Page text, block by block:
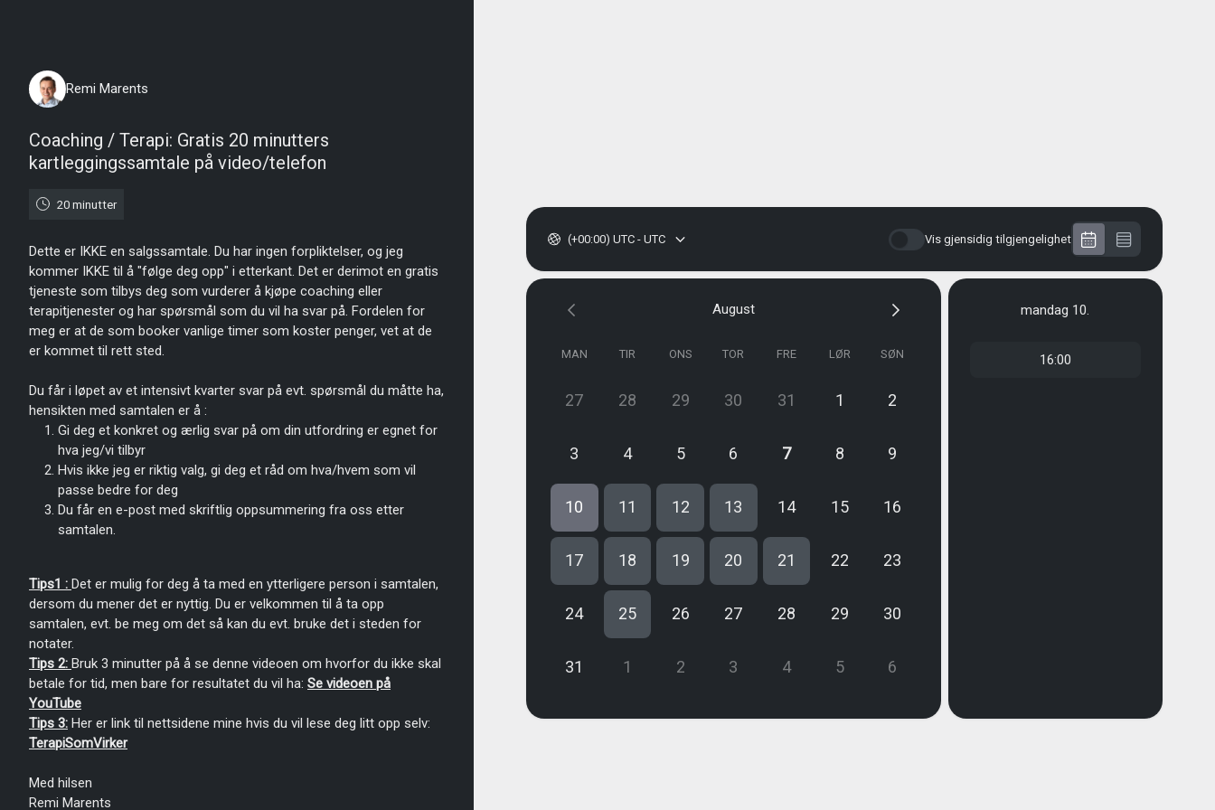
Remi Marents
Coaching / Terapi: Gratis 20 minutters
kartleggingssamtale på video/telefon
20 minutter
Dette er IKKE en salgssamtale. Du har ingen forpliktelser, og jeg
kommer IKKE til å "følge deg opp" i etterkant. Det er derimot en gratis
tjeneste som tilbys deg som vurderer å kjøpe coaching eller
terapitjenester og har spørsmål som du vil ha svar på. Fordelen for
meg er at de som booker vanlige timer som koster penger, vet at de
er kommet til rett sted.
Du får i løpet av et intensivt kvarter svar på evt. spørsmål du måtte ha,
hensikten med samtalen er å :
Gi deg et konkret og ærlig svar på om din utfordring er egnet for
hva jeg/vi tilbyr
Hvis ikke jeg er riktig valg, gi deg et råd om hva/hvem som vil
passe bedre for deg
Du får en e-post med skriftlig oppsummering fra oss etter
samtalen.
Tips1 : Det er mulig for deg å ta med en ytterligere person i samtalen,
dersom du mener det er nyttig. Du er velkommen til å ta opp
samtalen, evt. be meg om det så kan du evt. bruke det i steden for
notater.
Tips 2: Bruk 3 minutter på å se denne videoen om hvorfor du ikke skal
betale for tid, men bare for resultatet du vil ha: Se videoen på
YouTube
Tips 3: Her er link til nettsidene mine hvis du vil lese deg litt opp selv:
TerapiSomVirker
Med hilsen
Remi Marents
Vis gjensidig tilgjengelighet
(+00:00) UTC - UTC
August
MAN TIR ONS TOR FRE LØR SØN
27 28 29 30 31 1 2
3 4 5 6 7 8 9
10 11 12 13 14 15 16
17 18 19 20 21 22 23
24 25 26 27 28 29 30
31 1 2 3 4 5 6
mandag 10.
16:00